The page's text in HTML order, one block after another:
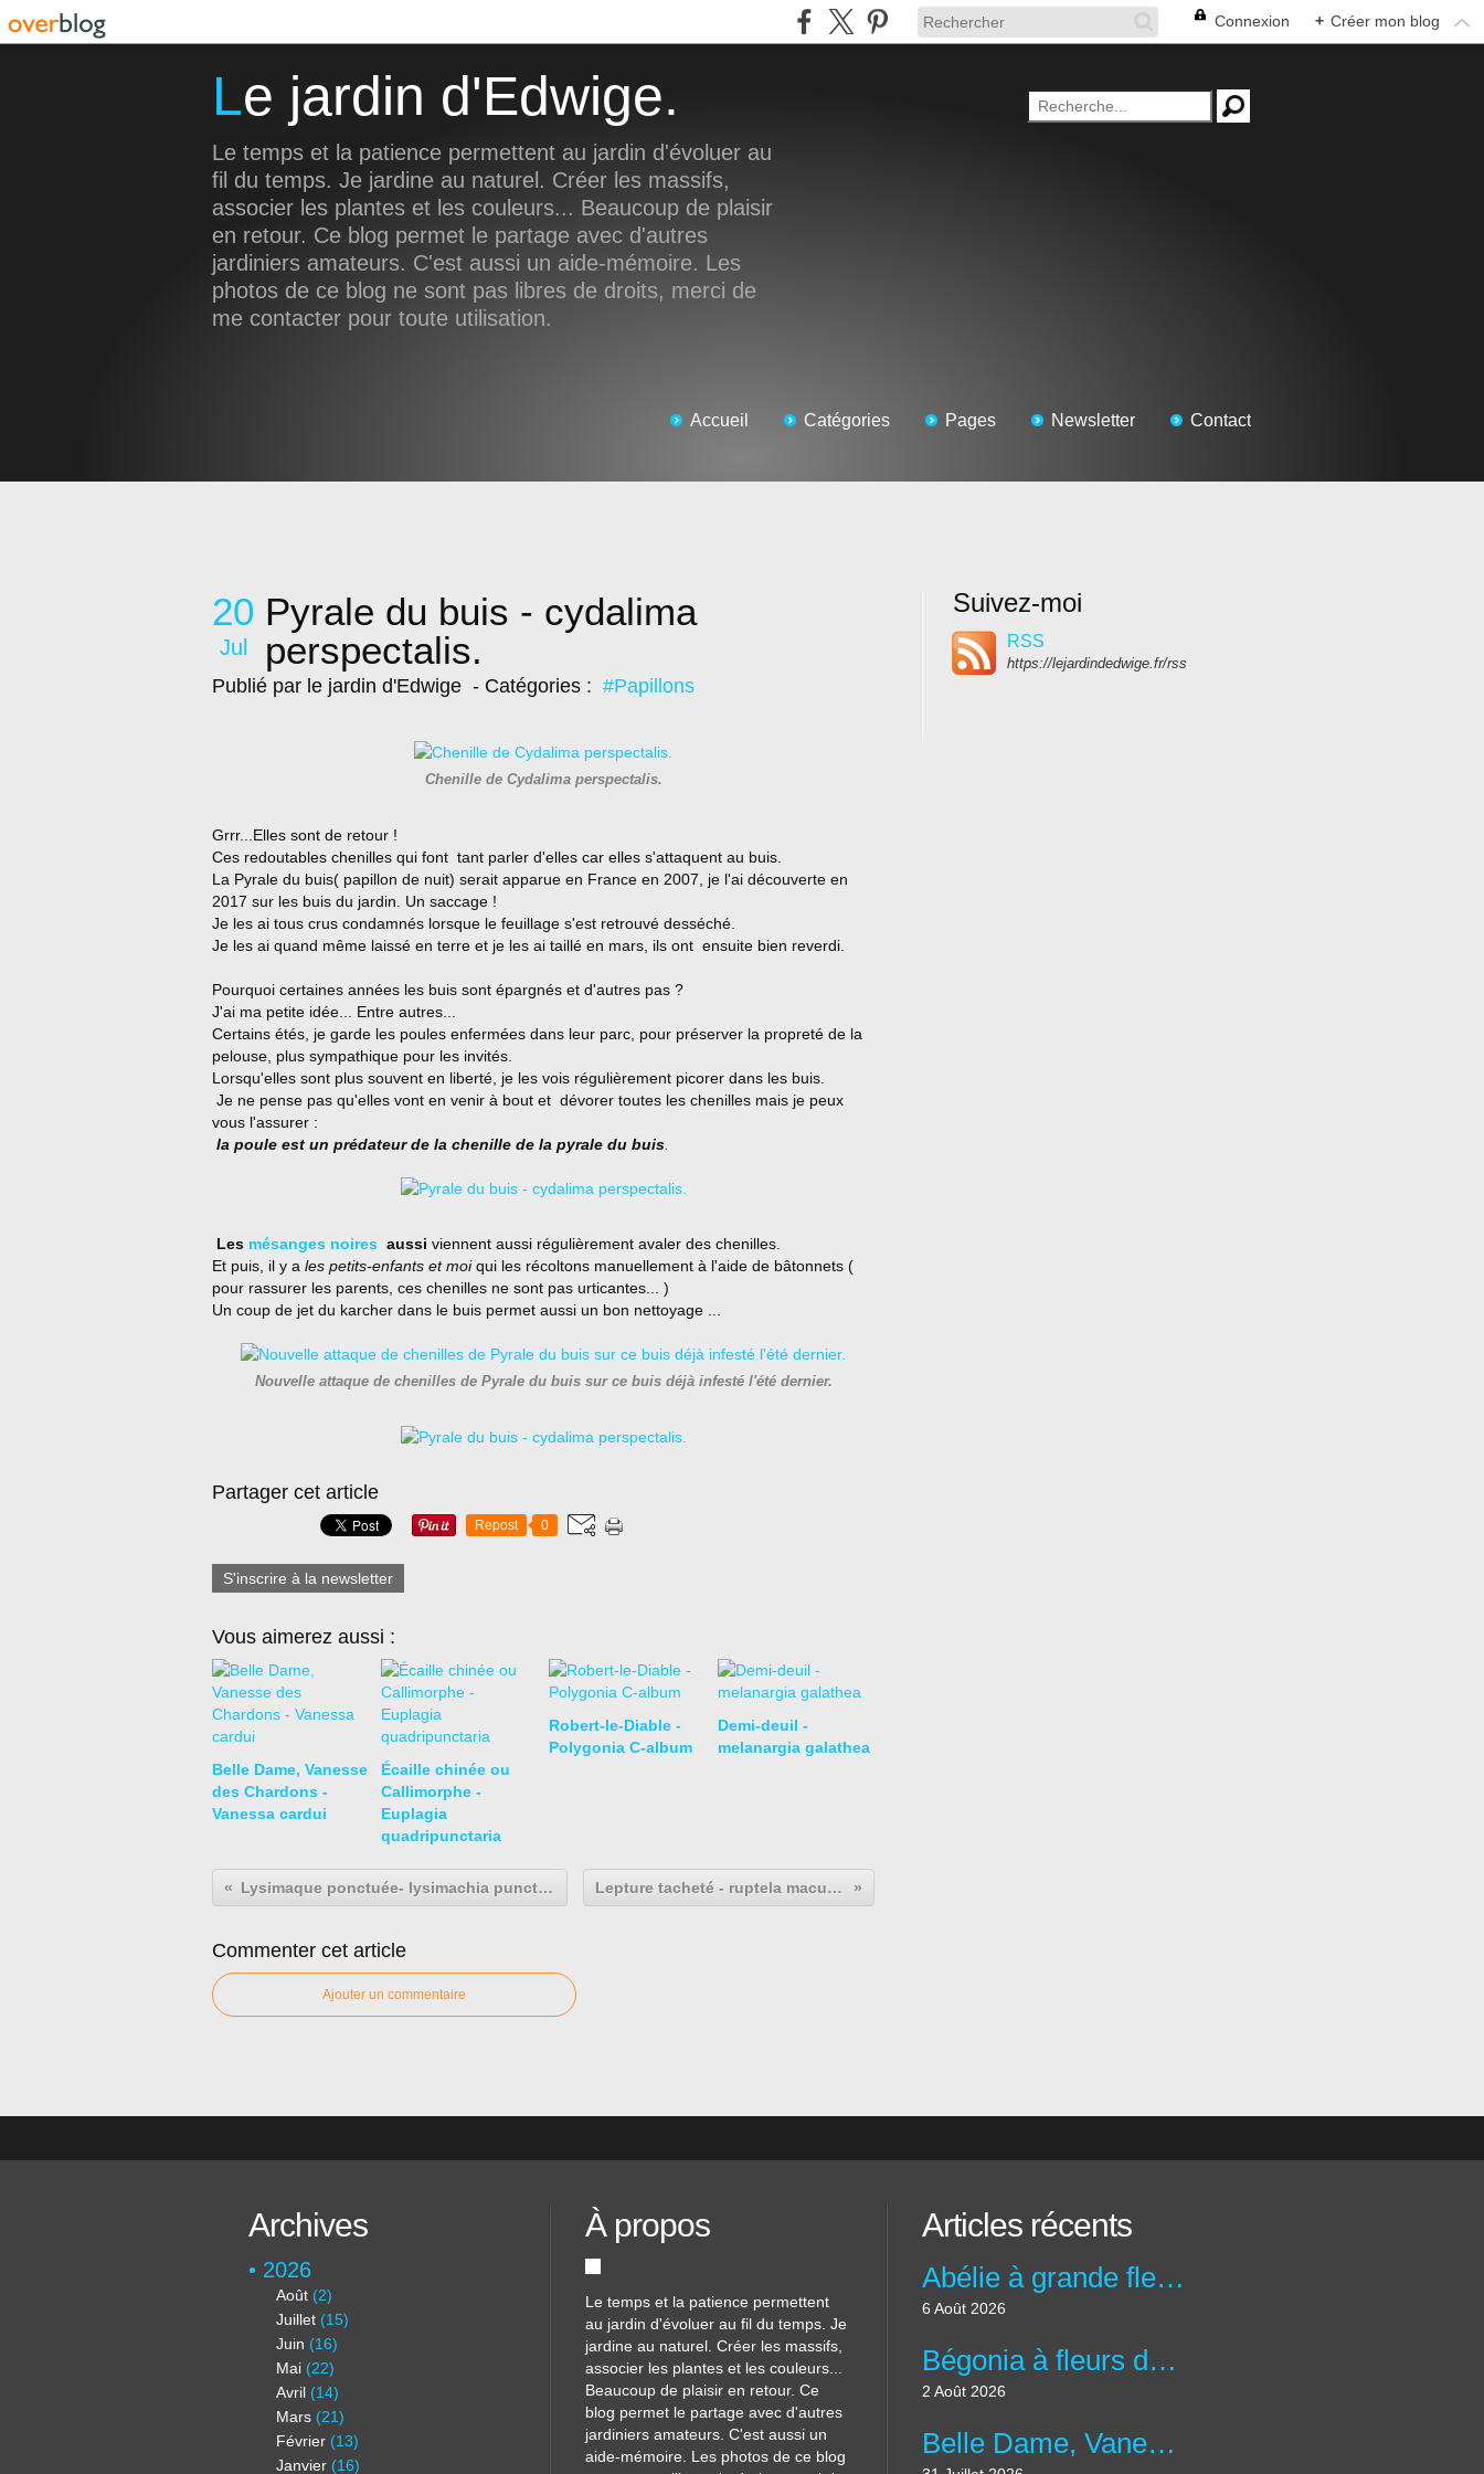
Connexion + Créer mon blog
Le jardin d'Edwige.
Le temps et la patience permettent au jardin d'évoluer au
fil du temps. Je jardine au naturel. Créer les massifs,
associer les plantes et les couleurs... Beaucoup de plaisir
en retour. Ce blog permet le partage avec d'autres
jardiniers amateurs. C'est aussi un aide-mémoire. Les
photos de ce blog ne sont pas libres de droits, merci de
me contacter pour toute utilisation.
Accueil Catégories Pages Newsletter Contact
20
Jul
Pyrale du buis - cydalima
perspectalis.
Publié par le jardin d'Edwige - Catégories : #Papillons
Chenille de Cydalima perspectalis.
Grrr...Elles sont de retour !
Ces redoutables chenilles qui font tant parler d'elles car elles s'attaquent au buis.
La Pyrale du buis( papillon de nuit) serait apparue en France en 2007, je l'ai découverte en
2017 sur les buis du jardin. Un saccage !
Je les ai tous crus condamnés lorsque le feuillage s'est retrouvé desséché.
Je les ai quand même laissé en terre et je les ai taillé en mars, ils ont ensuite bien reverdi.
Pourquoi certaines années les buis sont épargnés et d'autres pas ?
J'ai ma petite idée... Entre autres...
Certains étés, je garde les poules enfermées dans leur parc, pour préserver la propreté de la
pelouse, plus sympathique pour les invités.
Lorsqu'elles sont plus souvent en liberté, je les vois régulièrement picorer dans les buis.
Je ne pense pas qu'elles vont en venir à bout et dévorer toutes les chenilles mais je peux
vous l'assurer :
la poule est un prédateur de la chenille de la pyrale du buis
Les mésanges noires aussi viennent aussi régulièrement avaler des chenilles.
Et puis, il y a les petits-enfants et moiqui les récoltons manuellement à l'aide de bâtonnets (
pour rassurer les parents, ces chenilles ne sont pas urticantes... )
Un coup de jet du karcher dans le buis permet aussi un bon nettoyage ...
Nouvelle attaque de chenilles de Pyrale du buis sur ce buis déjà infesté l'été dernier.
Partager cet article
Repost 0
S'inscrire à la newsletter
Vous aimerez aussi :
Belle Dame, Vanesse
des Chardons -
Vanessa cardui
Écaille chinée ou
Callimorphe -
Euplagia
quadripunctaria
Robert-le-Diable -
Polygonia C-album
Demi-deuil -
melanargia galathea
Lysimaque ponctuée- lysimachia punctata. Lepture tacheté - ruptela maculata
Commenter cet article
Ajouter un commentaire
Suivez-moi
RSS
https://lejardindedwige.fr/rss
Archives
2026
Août (2)
Juillet (15)
Juin (16)
Mai (22)
Avril (14)
Mars (21)
Février (13)
Janvier (16)
À propos
Le temps et la patience permettent
au jardin d'évoluer au fil du temps. Je
jardine au naturel. Créer les massifs,
associer les plantes et les couleurs...
Beaucoup de plaisir en retour. Ce
blog permet le partage avec d'autres
jardiniers amateurs. C'est aussi un
aide-mémoire. Les photos de ce blog
Articles récents
Abélie à grande fleurs - abelia x grandiflora
6 Août 2026
Bégonia à fleurs double 'Bouton de Rose' - Begonia x tuberhybrida 'Bouton de Rose'
2 Août 2026
Belle Dame, Vanesse des Chardons - Vanessa cardui